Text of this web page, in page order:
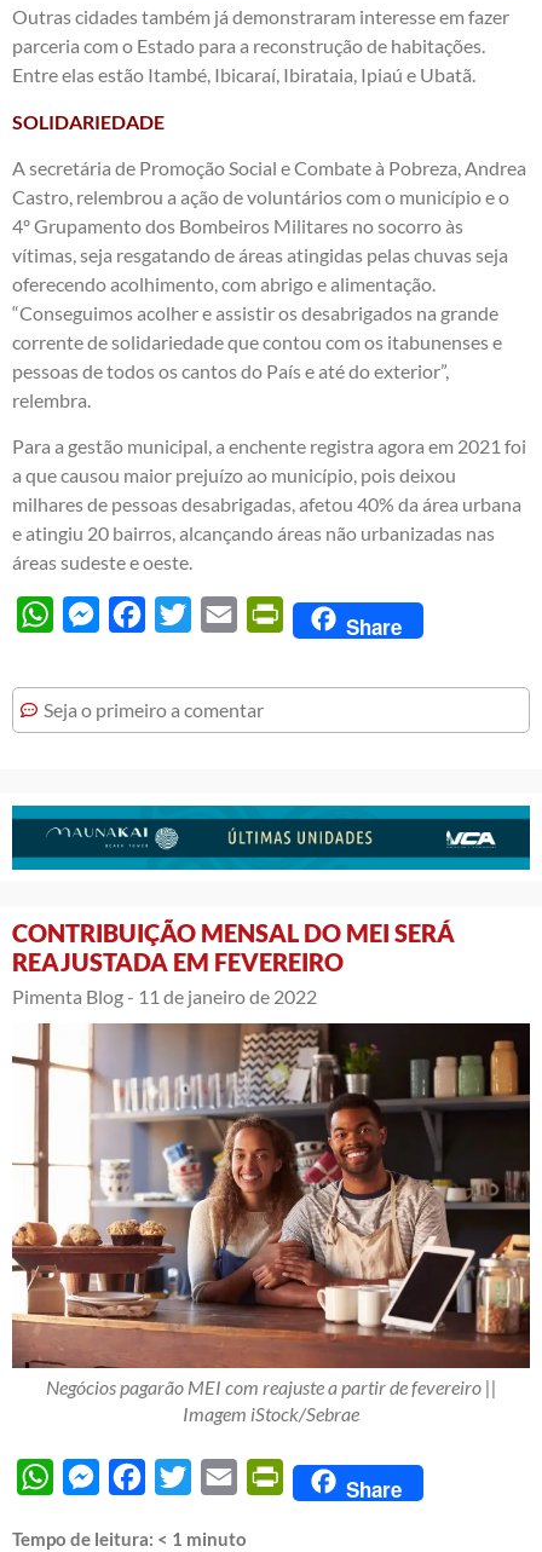
Outras cidades também já demonstraram interesse em fazer
parceria com o Estado para a reconstrução de habitações.
Entre elas estão Itambé, Ibicaraí, Ibirataia, Ipiaú e Ubatã.
SOLIDARIEDADE
A secretária de Promoção Social e Combate à Pobreza, Andrea
Castro, relembrou a ação de voluntários com o município e o
4º Grupamento dos Bombeiros Militares no socorro às
vítimas, seja resgatando de áreas atingidas pelas chuvas seja
oferecendo acolhimento, com abrigo e alimentação.
“Conseguimos acolher e assistir os desabrigados na grande
corrente de solidariedade que contou com os itabunenses e
pessoas de todos os cantos do País e até do exterior”,
relembra.
Para a gestão municipal, a enchente registra agora em 2021 foi
a que causou maior prejuízo ao município, pois deixou
milhares de pessoas desabrigadas, afetou 40% da área urbana
e atingiu 20 bairros, alcançando áreas não urbanizadas nas
áreas sudeste e oeste.
WhatsAppMessengerFacebook
Twitter Email PrintFriendly
Share
Seja o primeiro a comentar
CONTRIBUIÇÃO MENSAL DO MEI SERÁ
REAJUSTADA EM FEVEREIRO
Pimenta Blog - 11 de janeiro de 2022
Negócios pagarão MEI com reajuste a partir de fevereiro ||
Imagem iStock/Sebrae
WhatsAppMessengerFacebook
Twitter Email PrintFriendly
Share
Tempo de leitura: < 1 minuto